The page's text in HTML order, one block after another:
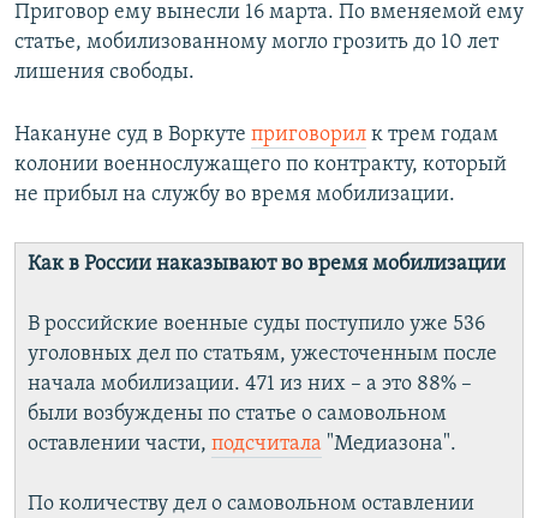
Приговор ему вынесли 16 марта. По вменяемой ему
статье, мобилизованному могло грозить до 10 лет
лишения свободы.
Накануне суд в Воркуте приговорил к трем годам
колонии военнослужащего по контракту, который
не прибыл на службу во время мобилизации.
Как в России наказывают во время мобилизации
В российские военные суды поступило уже 536
уголовных дел по статьям, ужесточенным после
начала мобилизации. 471 из них – а это 88% –
были возбуждены по статье о самовольном
оставлении части, подсчитала "Медиазона".
По количеству дел о самовольном оставлении